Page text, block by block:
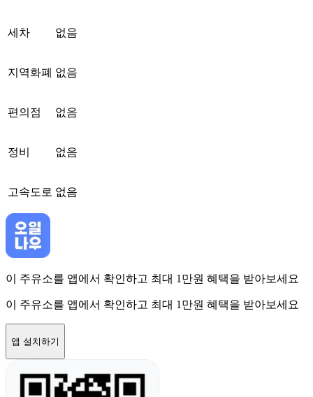
세차 없음
지역화폐 없음
편의점 없음
정비 없음
고속도로 없음
이 주유소를 앱에서 확인하고 최대 1만원 혜택을 받아보세요
이 주유소를 앱에서 확인하고 최대 1만원 혜택을 받아보세요
앱 설치하기